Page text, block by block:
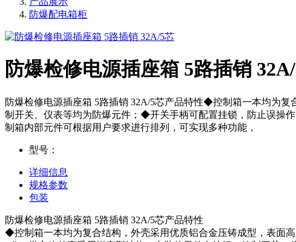
防爆配电箱柜
防爆检修电源插座箱 5路插销
防爆检修电源插座箱 5路插销 32A/5芯产品特性◆控制箱一本均为
制开关、仪表等均为防爆元件；◆开关手柄可配置挂锁，防止误操
制箱内部元件可根据用户要求进行排列，可实现多种功能，
型号：
详细信息
规格参数
包装
防爆检修电源插座箱 5路插销 32A/5芯产品特性
◆控制箱一本均为复合结构，外壳采用优质铝合金压铸成型，表面高